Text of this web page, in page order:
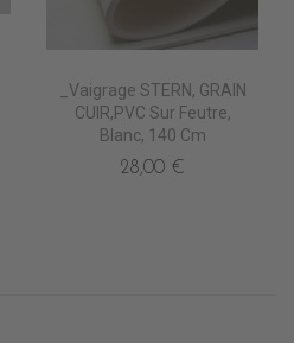
_Vaigrage STERN, GRAIN
CUIR,PVC Sur Feutre,
Blanc, 140 Cm
28,00 €